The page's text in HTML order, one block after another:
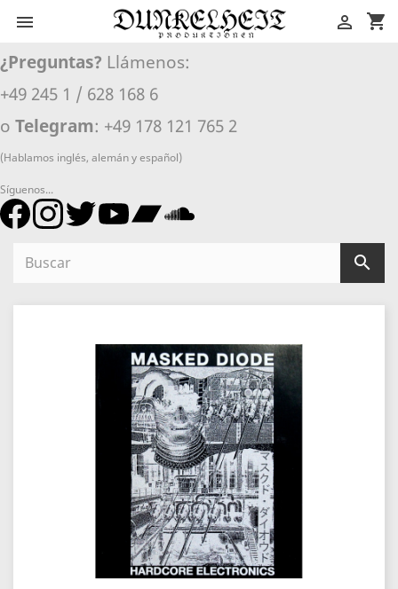
 shopping_cart

¿Preguntas? Llámenos:
+49 245 1 / 628 168 6
o Telegram: +49 178 121 765 2
(Hablamos inglés, alemán y español)
Síguenos...
